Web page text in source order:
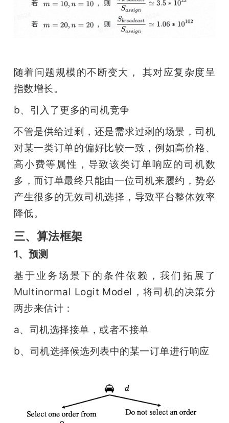
随着问题规模的不断变大， 其对应复杂度呈
指数增长。
b、引入了更多的司机竞争
不管是供给过剩，还是需求过剩的场景，司机
对某一类订单的偏好比较一致，例如高价格、
高小费等属性，导致该类订单响应的司机数
多，而订单最终只能由一位司机来履约，势必
产生很多的无效司机选择，导致平台整体效率
降低。
三、算法框架
1、预测
基于业务场景下的条件依赖，我们拓展了
Multinormal Logit Model，将司机的决策分
两步来估计：
a、司机选择接单，或者不接单
b、司机选择候选列表中的某一订单进行响应